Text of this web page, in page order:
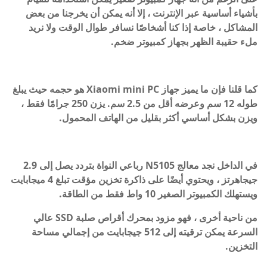
بأشياء أساسية عبر الإنترنت ، إلا أنه يمكن أن يخرجنا من بعض
المشاكل ، خاصة إذا كنا أشخاصًا نسافر طوال الوقت ولا نريد
ملء حقيبة الظهر بجهاز كمبيوتر ضخم.
كما قلنا فإن ما يميز جهاز Xiaomi mini PC هو حجمه حيث يبلغ
طوله 12 سم وعرضه أقل من 2.5 سم. يزن 250 جرامًا فقط ،
ويزن بشكل أساسي أكثر بقليل من الهاتف المحمول.
في الداخل نجد معالج N5105 رباعي النواة بتردد يصل إلى 2.9
جيجاهرتز ، ويحتوي أيضًا على ذاكرة تخزين مؤقت تبلغ 4 ميجابايت
ويستهلك الكمبيوتر الصغير 10 واط فقط من الطاقة.
من ناحية أخرى ، فهو مزود بمحرك أقراص صلبة SSD عالي
السرعة يمكن ترقيته إلى 512 جيجابايت من إجمالي مساحة
التخزين.